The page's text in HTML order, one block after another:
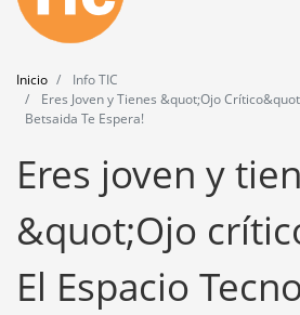
Actualidad
Agenda
Herramientas
Inicio
Info TIC
Eres Joven y Tienes &quot;Ojo
Betsaida Te Espera!
Eres joven y
&quot;Ojo
El Espacio